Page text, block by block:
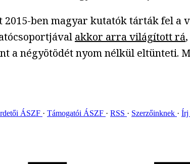
ben magyar kutatók tárták fel a
akkor arra világított rá
a négyötödét nyom nélkül eltünteti.
ÁSZF Támogatói ÁSZF RSS Szerzőinknek Írj